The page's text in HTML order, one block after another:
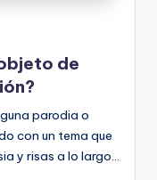
de
parodia o
con un tema que
y risas a lo largo…